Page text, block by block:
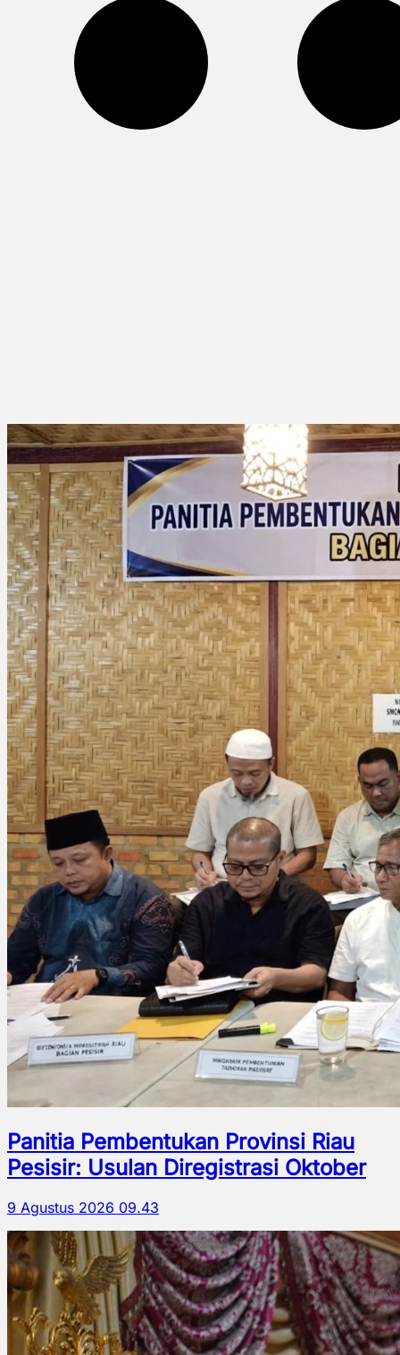
Panitia Pembentukan Provinsi Riau
Pesisir: Usulan Diregistrasi Oktober
9 Agustus 2026 09.43